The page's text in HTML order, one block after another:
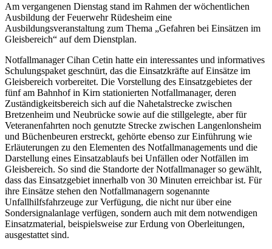
Am vergangenen Dienstag stand im Rahmen der wöchentlichen
Ausbildung der Feuerwehr Rüdesheim eine
Ausbildungsveranstaltung zum Thema „Gefahren bei Einsätzen im
Gleisbereich“ auf dem Dienstplan.
Notfallmanager Cihan Cetin hatte ein interessantes und informatives
Schulungspaket geschnürt, das die Einsatzkräfte auf Einsätze im
Gleisbereich vorbereitet. Die Vorstellung des Einsatzgebietes der
fünf am Bahnhof in Kirn stationierten Notfallmanager, deren
Zuständigkeitsbereich sich auf die Nahetalstrecke zwischen
Bretzenheim und Neubrücke sowie auf die stillgelegte, aber für
Veteranenfahrten noch genutzte Strecke zwischen Langenlonsheim
und Büchenbeuren erstreckt, gehörte ebenso zur Einführung wie
Erläuterungen zu den Elementen des Notfallmanagements und die
Darstellung eines Einsatzablaufs bei Unfällen oder Notfällen im
Gleisbereich. So sind die Standorte der Notfallmanager so gewählt,
dass das Einsatzgebiet innerhalb von 30 Minuten erreichbar ist. Für
ihre Einsätze stehen den Notfallmanagern sogenannte
Unfallhilfsfahrzeuge zur Verfügung, die nicht nur über eine
Sondersignalanlage verfügen, sondern auch mit dem notwendigen
Einsatzmaterial, beispielsweise zur Erdung von Oberleitungen,
ausgestattet sind.